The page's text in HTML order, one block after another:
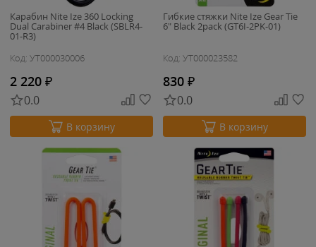
Карабин Nite Ize 360 Locking
Dual Carabiner #4 Black (SBLR4-
01-R3)
Код: УТ000030006
2 220 ₽
0.0
В корзину
Гибкие стяжки Nite Ize Gear Tie
6" Black 2pack (GT6I-2PK-01)
Код: УТ000023582
830 ₽
0.0
В корзину